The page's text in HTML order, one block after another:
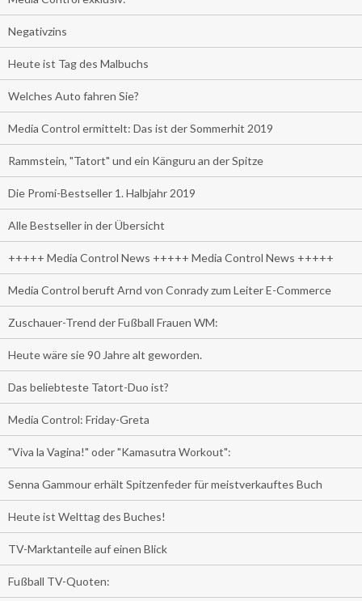
Negativzins
Heute ist Tag des Malbuchs
Welches Auto fahren Sie?
Media Control ermittelt: Das ist der Sommerhit 2019
Rammstein, "Tatort" und ein Känguru an der Spitze
Die Promi-Bestseller 1. Halbjahr 2019
Alle Bestseller in der Übersicht
+++++ Media Control News +++++ Media Control News +++++
Media Control beruft Arnd von Conrady zum Leiter E-Commerce
Zuschauer-Trend der Fußball Frauen WM:
Heute wäre sie 90 Jahre alt geworden.
Das beliebteste Tatort-Duo ist?
Media Control: Friday-Greta
"Viva la Vagina!" oder "Kamasutra Workout":
Senna Gammour erhält Spitzenfeder für meistverkauftes Buch
Heute ist Welttag des Buches!
TV-Marktanteile auf einen Blick
Fußball TV-Quoten: